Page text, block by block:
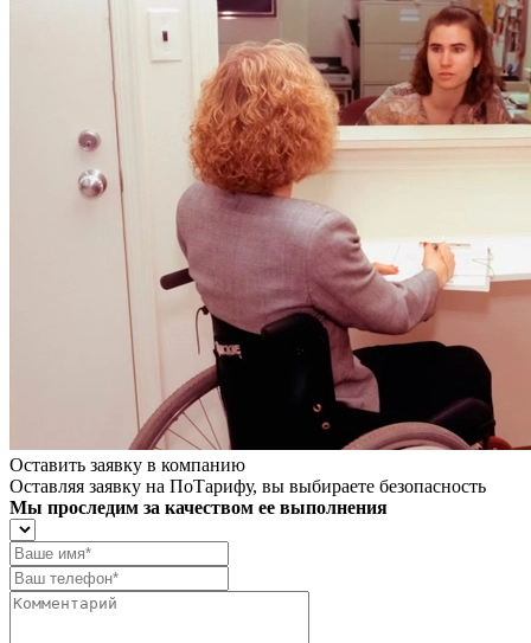
Оставить заявку в компанию
Оставляя заявку на ПоТарифу, вы выбираете безопасность
Мы проследим за качеством ее выполнения